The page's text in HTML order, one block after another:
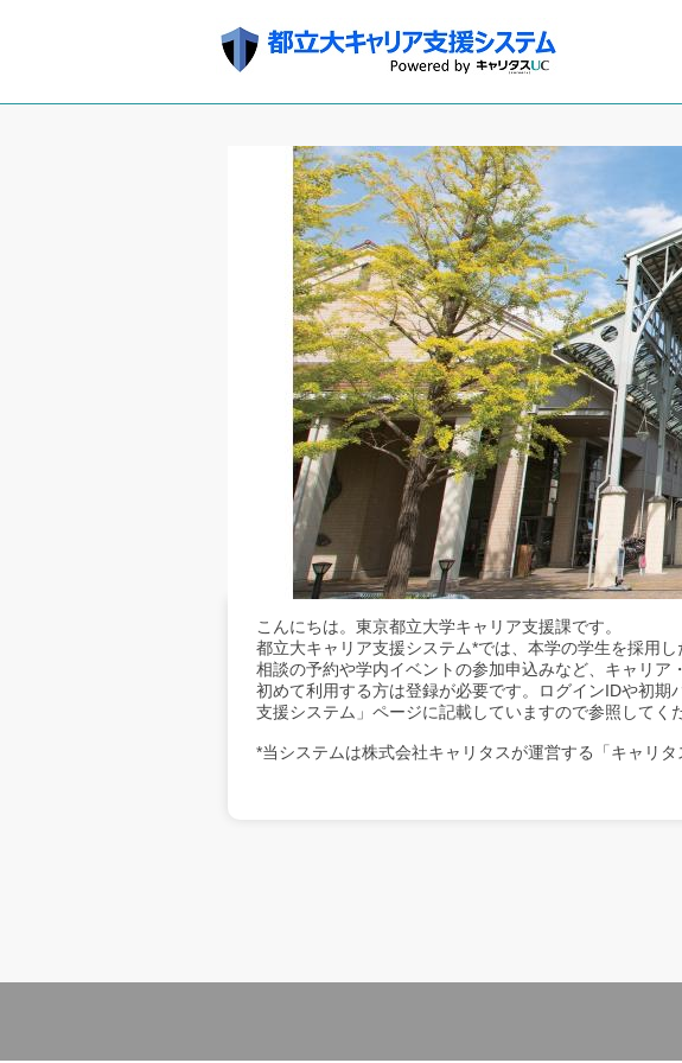
こんにちは。東京都立大学キャリア支援課です。
都立大キャリア支援システム*では、本学の学生を採用
相談の予約や学内イベントの参加申込みなど、キャリア
初めて利用する方は登録が必要です。ログインIDや初
支援システム」ページに記載していますので参照してく
*当システムは株式会社キャリタスが運営する「キャリタ